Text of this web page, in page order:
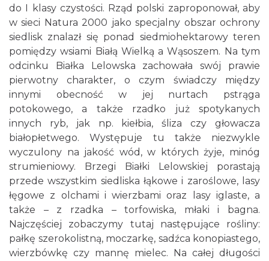
do I klasy czystości. Rząd polski zaproponował, aby
w sieci Natura 2000 jako specjalny obszar ochrony
siedlisk znalazł się ponad siedmiohektarowy teren
pomiędzy wsiami Białą Wielką a Wąsoszem. Na tym
odcinku Białka Lelowska zachowała swój prawie
pierwotny charakter, o czym świadczy między
innymi obecność w jej nurtach pstrąga
potokowego, a także rzadko już spotykanych
innych ryb, jak np. kiełbia, śliza czy głowacza
białopłetwego. Występuje tu także niezwykle
wyczulony na jakość wód, w których żyje, minóg
strumieniowy. Brzegi Białki Lelowskiej porastają
przede wszystkim siedliska łąkowe i zaroślowe, lasy
łęgowe z olchami i wierzbami oraz lasy iglaste, a
także – z rzadka – torfowiska, młaki i bagna.
Najczęściej zobaczymy tutaj następujące rośliny:
pałkę szerokolistną, moczarkę, sadźca konopiastego,
wierzbówkę czy mannę mielec. Na całej długości